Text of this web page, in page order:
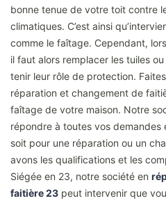
bonne tenue de votre toit contre
climatiques. C’est ainsi
comme le faîtage. Cependant,
il faut alors remplacer les tuiles
tenir leur rôle de protection.
réparation et changement de
faîtage de votre maison. Notre
répondre à toutes vos
soit pour une réparation ou un
avons les qualifications et les
Siégée en 23, notre société en
faitière 23 peut intervenir que